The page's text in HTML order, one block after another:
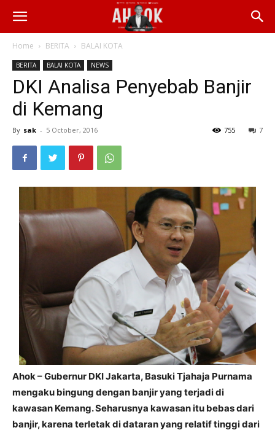
Home BERITA BALAI KOTA
BERITA BALAI KOTA NEWS
DKI Analisa Penyebab Banjir
di Kemang
By sak - 5 October, 2016 7
755
Ahok – Gubernur DKI Jakarta, Basuki Tjahaja Purnama
mengaku bingung dengan banjir yang terjadi di
kawasan Kemang. Seharusnya kawasan itu bebas dari
banjir, karena terletak di dataran yang relatif tinggi dari